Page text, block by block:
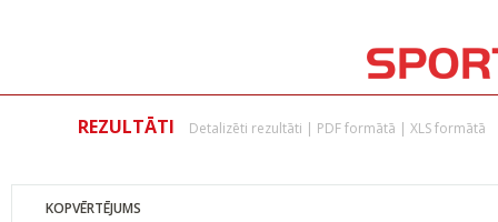
REZULTĀTI Detalizēti rezultāti | PDF formātā | XLS formātā
KOPVĒRTĒJUMS